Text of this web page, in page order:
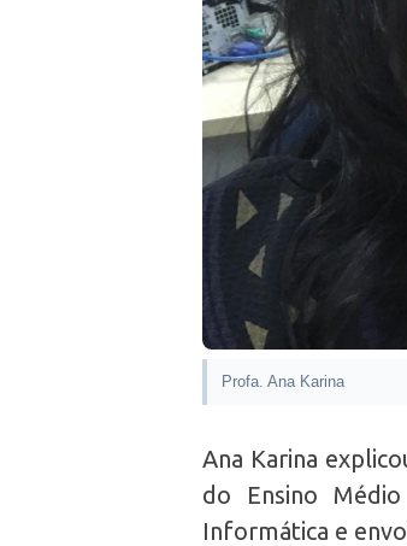
Profa. Ana Karina
Ana Karina
do Ensino
Informática e